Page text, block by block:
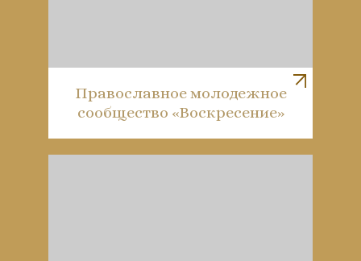
Православное молодежное
сообщество «Воскресение»